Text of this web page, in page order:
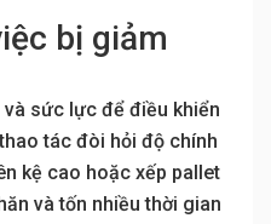
bị giảm
sức lực để điều khiển
tác đòi hỏi độ chính
kệ cao hoặc xếp pallet
và tốn nhiều thời gian